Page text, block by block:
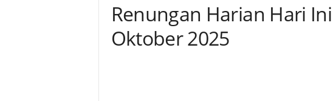
Renungan Harian Hari
Oktober 2025